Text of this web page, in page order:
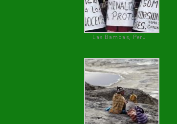
Las Bambas, Perú